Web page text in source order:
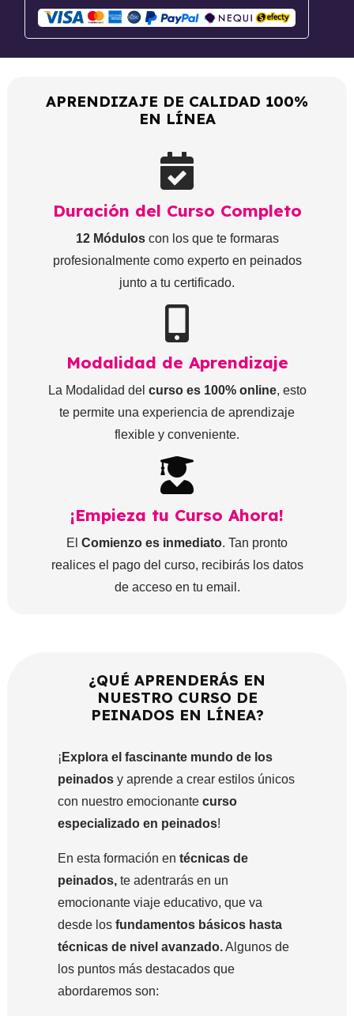
APRENDIZAJE DE CALIDAD 100%
EN LÍNEA
Duración del Curso Completo
12 Móduloscon los que te formaras
profesionalmente como experto en peinados
junto a tu certificado.
Modalidad de Aprendizaje
La Modalidad del curso es 100% online, esto
te permite una experiencia de aprendizaje
flexible y conveniente.
¡Empieza tu Curso Ahora!
El Comienzo es inmediato. Tan pronto
realices el pago del curso, recibirás los datos
de acceso en tu email.
¿QUÉ APRENDERÁS EN
NUESTRO CURSO DE
PEINADOS EN LÍNEA?
¡ Explora el fascinante mundo de los
peinados y aprende a crear estilos únicos
con nuestro emocionante curso
especializado en peinados!
En esta formación en técnicas de
peinados, te adentrarás en un
emocionante viaje educativo, que va
desde los fundamentos básicos hasta
técnicas de nivel avanzado.Algunos de
los puntos más destacados que
abordaremos son: